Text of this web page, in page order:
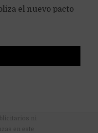
el nuevo pacto
ni
en este